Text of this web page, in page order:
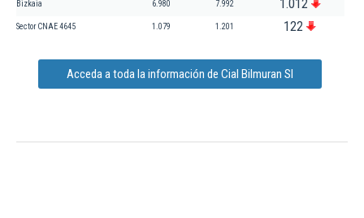
Bizkaia 6.980 7.992 1.012
Sector CNAE 4645 1.079 1.201 122
Acceda a toda la información de Cial Bilmuran Sl